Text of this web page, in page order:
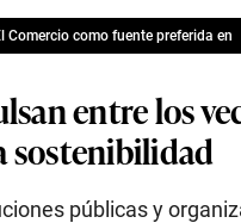
Comercio como fuente preferida en
entre los
sostenibilidad
públicas y